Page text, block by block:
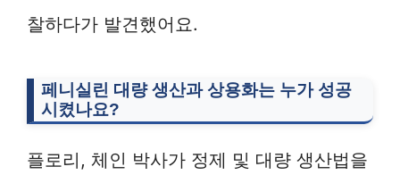
찰하다가 발견했어요.
페니실린 대량 생산과 상용화는 누가 성공
시켰나요?
플로리, 체인 박사가 정제 및 대량 생산법을